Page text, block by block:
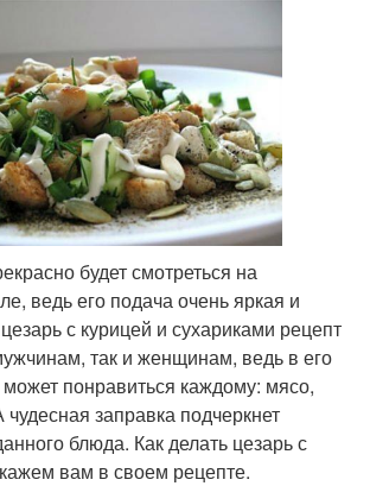
будет смотреться на
ведь его подача очень яркая и
с курицей и сухариками рецепт
так и женщинам, ведь в его
может понравиться каждому: мясо,
заправка подчеркнет
блюда. Как делать цезарь с
вам в своем рецепте.